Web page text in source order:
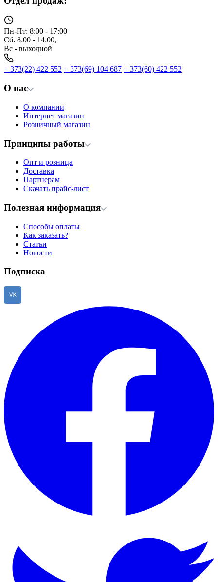
Пн-Пт: 8:00 - 17:00
Сб: 8:00 - 14:00,
Вс - выходной
+ 373(22) 422 552 + 373(69) 104 687 + 373(60) 422 552
О нас
О компании
Интернет магазин
Розничный магазин
Принципы работы
Опт и розница
Доставка
Партнерам
Скачать прайс-лист
Полезная информация
Способы оплаты
Как заказать?
Статьи
Новости
Подписка